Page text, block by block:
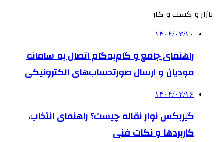
بازار و کسب و کار
۱۴۰۴/۰۳/۱۰
راهنمای جامع و گام‌به‌گام اتصال به سامانه
مودیان و ارسال صورتحساب‌های الکترونیکی
۱۴۰۴/۰۲/۱۶
گیربکس نوار نقاله چیست؟ راهنمای انتخاب،
کاربردها و نکات فنی